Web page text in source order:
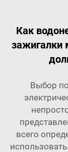
Как
зажигалки
Выбор
всего